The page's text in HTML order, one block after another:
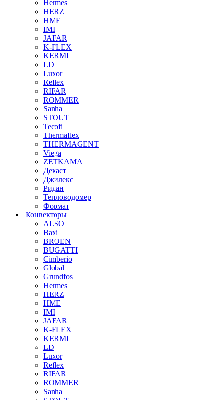
Hermes
HERZ
HME
IMI
JAFAR
K-FLEX
KERMI
LD
Luxor
Reflex
RIFAR
ROMMER
Sanha
STOUT
Tecofi
Thermaflex
THERMAGENT
Viega
ZETKAMA
Декаст
Джилекс
Ридан
Тепловодомер
Формат
Конвекторы
ALSO
Baxi
BROEN
BUGATTI
Cimberio
Global
Grundfos
Hermes
HERZ
HME
IMI
JAFAR
K-FLEX
KERMI
LD
Luxor
Reflex
RIFAR
ROMMER
Sanha